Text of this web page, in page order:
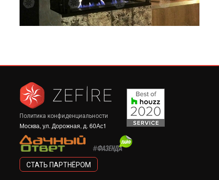
Политика конфиденциальности
Москва, ул. Дорожная, д. 60Ас1
СТАТЬ ПАРТНЁРОМ